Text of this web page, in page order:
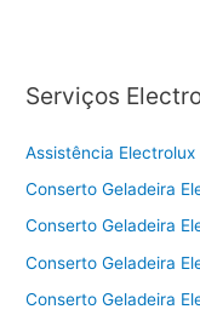
Serviços
Assistência Electrolux
Conserto Geladeira
Conserto Geladeira
Conserto Geladeira
Conserto Geladeira